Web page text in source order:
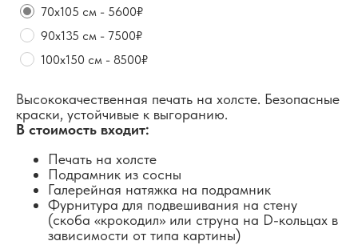
70х105 см - 5600₽
90х135 см - 7500₽
100х150 см - 8500₽
Высококачественная печать на холсте. Безопасные
краски, устойчивые к выгоранию.
В стоимость входит:
Печать на холсте
Подрамник из сосны
Галерейная натяжка на подрамник
Фурнитура для подвешивания на стену
(скоба «крокодил» или струна на D-кольцах в
зависимости от типа картины)